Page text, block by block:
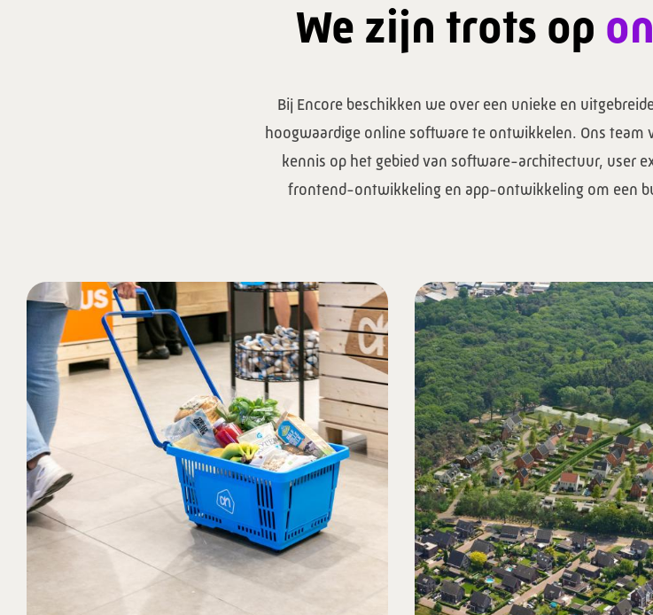
We zijn trots op
Bij Encore beschikken we over een unieke en
hoogwaardige online software te ontwikkelen. Ons team
kennis op het gebied van software-architectuur, user
frontend-ontwikkeling en app-ontwikkeling om een